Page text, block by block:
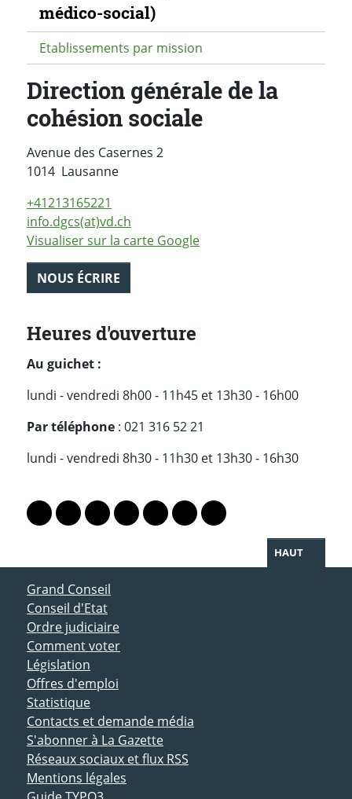
médico-social)
Etablissements par mission
Direction générale de la
cohésion sociale
Avenue des Casernes 2
1014 LausanneSuisse
+41213165221
info.dgcs(at)vd.ch
Visualiser sur la carte Google
NOUS ÉCRIRE
Heures d'ouverture
Au guichet :
lundi - vendredi 8h00 - 11h45 et 13h30 - 16h00
Par téléphone : 021 316 52 21
lundi - vendredi 8h30 - 11h30 et 13h30 - 16h30
Lien vers le profil Mastodon
Lien vers le profil Bluesky
Lien vers le profil Instagram
Lien vers le profil Linkedin
Lien vers le profil Facebook
Lien vers le profil Twitter
Partager par WhatsApp
HAUT
ACCÈS DIRECT
Grand Conseil
Conseil d'Etat
Ordre judiciaire
Comment voter
Législation
Offres d'emploi
Statistique
Contacts et demande média
S'abonner à La Gazette
Réseaux sociaux et flux RSS
Mentions légales